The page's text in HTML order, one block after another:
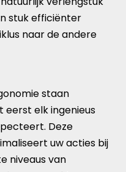
stuk efficiënter
naar de andere
staan
elk ingenieus
Deze
uw acties bij
niveaus van